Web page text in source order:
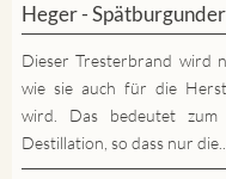
Heger -
Dieser Tresterbrand wird
wie sie auch für die
wird. Das bedeutet zum
Destillation, so dass nur